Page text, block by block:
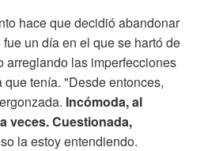
hace que decidió abandonar
un día en el que se hartó de
arreglando las imperfecciones
tenía. "Desde entonces,
Incómoda, al
veces. Cuestionada,
la estoy entendiendo.